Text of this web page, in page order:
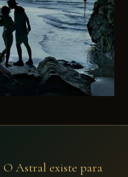
O Astral existe para